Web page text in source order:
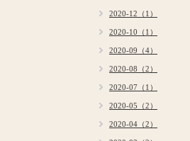
2020-12（1）
2020-10（1）
2020-09（4）
2020-08（2）
2020-07（1）
2020-05（2）
2020-04（2）